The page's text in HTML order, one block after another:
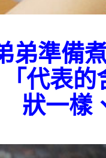
弟準備
代表
狀一樣